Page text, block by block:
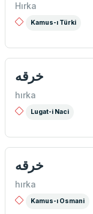
Hırka
Kamus-ı Türki
خرقه
hırka
Lugat-i Naci
خرقه
hırka
Kamus-ı Osmani